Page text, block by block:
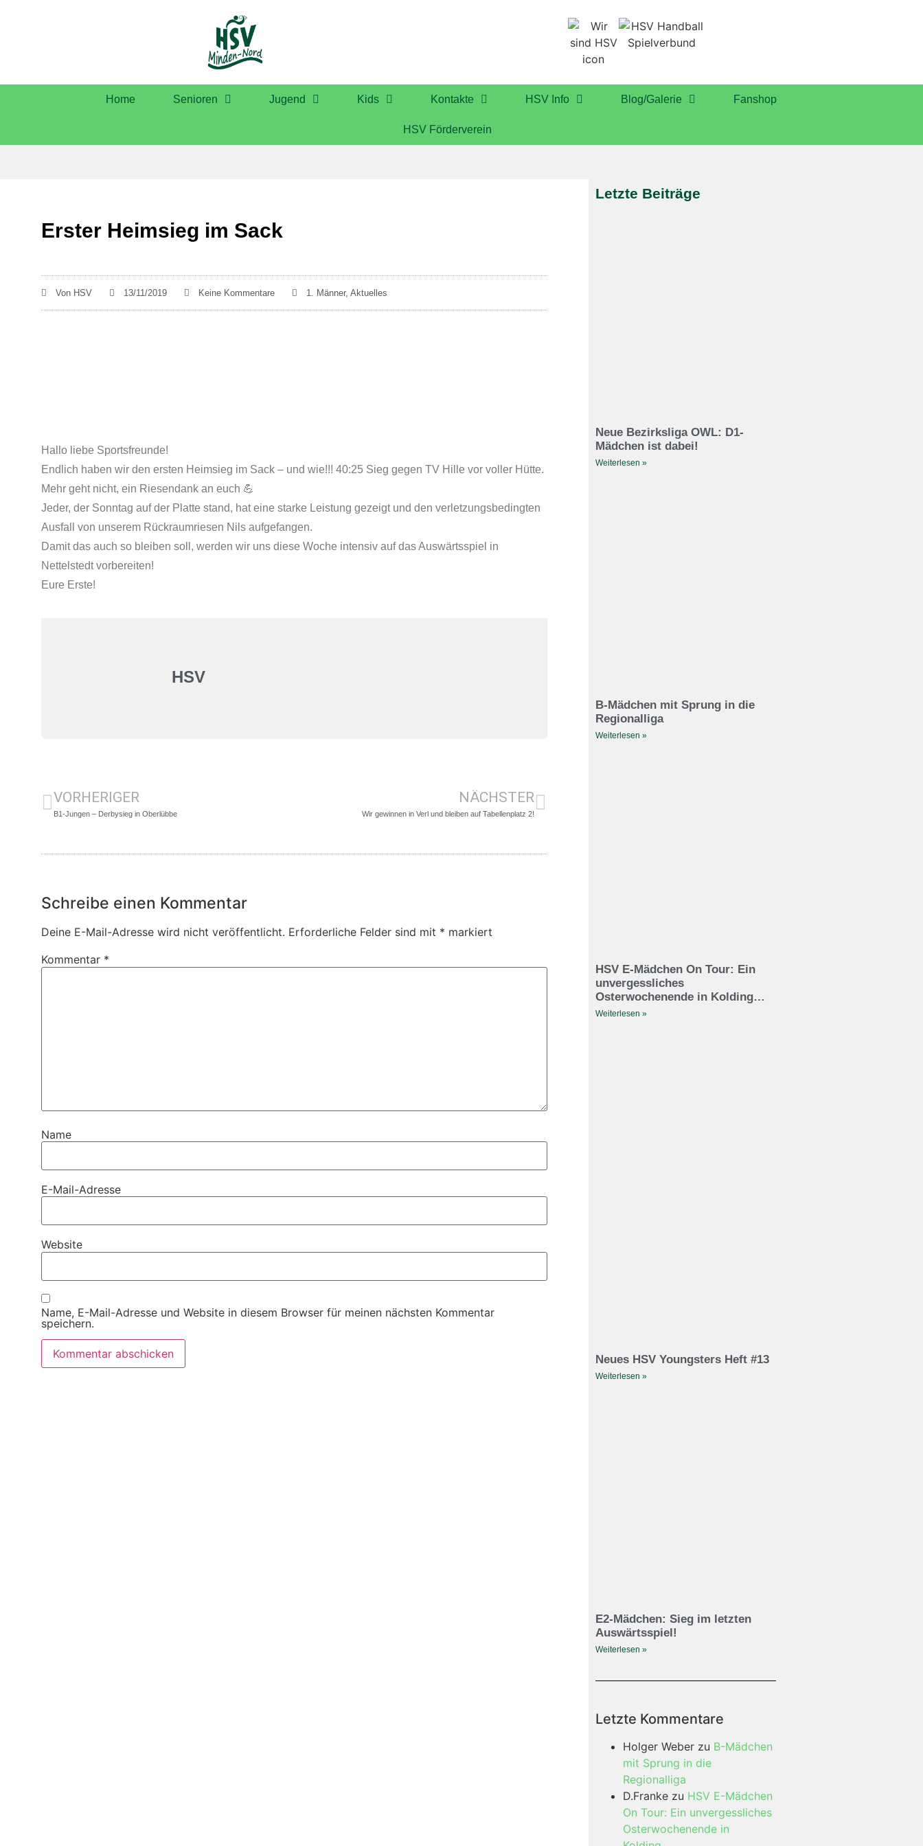
Home Senioren Jugend Kids Kontakte HSV Info Blog/Galerie Fanshop
HSV Förderverein
Erster Heimsieg im Sack
Von HSV 13/11/2019 Keine Kommentare 1. Männer, Aktuelles
Hallo liebe Sportsfreunde!
Endlich haben wir den ersten Heimsieg im Sack – und wie!!! 40:25 Sieg gegen TV Hille vor voller Hütte.
Mehr geht nicht, ein Riesendank an euch 💪
Jeder, der Sonntag auf der Platte stand, hat eine starke Leistung gezeigt und den verletzungsbedingten
Ausfall von unserem Rückraumriesen Nils aufgefangen.
Damit das auch so bleiben soll, werden wir uns diese Woche intensiv auf das Auswärtsspiel in
Nettelstedt vorbereiten!
Eure Erste!
HSV
VORHERIGER
B1-Jungen – Derbysieg in Oberlübbe
NÄCHSTER
Wir gewinnen in Verl und bleiben auf Tabellenplatz 2!
Schreibe einen Kommentar
Deine E-Mail-Adresse wird nicht veröffentlicht. Erforderliche Felder sind mit * markiert
Kommentar *
Name
E-Mail-Adresse
Website
Name, E-Mail-Adresse und Website in diesem Browser für meinen nächsten Kommentar
speichern.
Letzte Beiträge
Neue Bezirksliga OWL: D1-
Mädchen ist dabei!
Weiterlesen »
B-Mädchen mit Sprung in die
Regionalliga
Weiterlesen »
HSV E-Mädchen On Tour: Ein
unvergessliches
Osterwochenende in Kolding…
Weiterlesen »
Neues HSV Youngsters Heft #13
Weiterlesen »
E2-Mädchen: Sieg im letzten
Auswärtsspiel!
Weiterlesen »
Letzte Kommentare
Holger Weberzu B-Mädchen
mit Sprung in die
Regionalliga
D.Frankezu HSV E-Mädchen
On Tour: Ein unvergessliches
Osterwochenende in